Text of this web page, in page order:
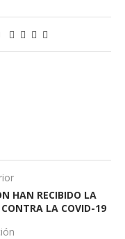
HAN RECIBIDO LA
LA COVID-19